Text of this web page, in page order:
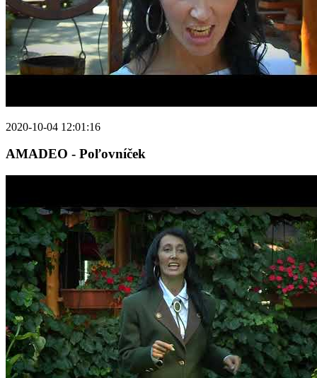
2020-10-04 12:01:16
AMADEO - Poľovníček